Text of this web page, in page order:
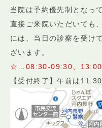
当院は予約優先制となっ
直接ご来院いただいても
には、当日の診察を受け
ざいます。
☆…08:30-09:30、
【受付終了】午前は